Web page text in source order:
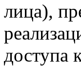
лица),
доступа